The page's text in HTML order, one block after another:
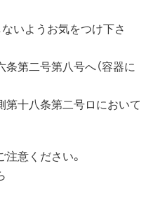
ないようお気をつけ下さ
第二号第八号へ（容器に
八条第二号ロにおいて
意ください。